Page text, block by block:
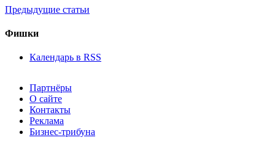
Предыдущие статьи
Фишки
Календарь в RSS
Партнёры
О сайте
Контакты
Реклама
Бизнес-трибуна